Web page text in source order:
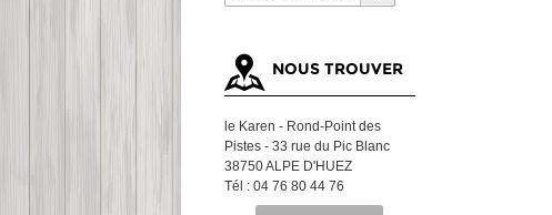
NOUS TROUVER
le Karen - Rond-Point des
Pistes - 33 rue du Pic Blanc
38750 ALPE D'HUEZ
Tél : 04 76 80 44 76